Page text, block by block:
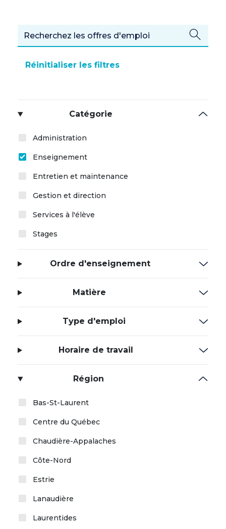
Catégorie
Administration
Enseignement
Entretien et maintenance
Gestion et direction
Services à l'élève
Stages
Ordre d'enseignement
Matière
Type d'emploi
Horaire de travail
Région
Bas-St-Laurent
Centre du Québec
Chaudière-Appalaches
Côte-Nord
Estrie
Lanaudière
Laurentides